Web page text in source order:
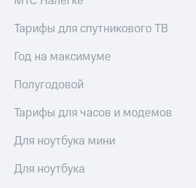
Тарифы для спутникового ТВ
Год на максимуме
Полугодовой
Тарифы для часов и модемов
Для ноутбука мини
Для ноутбука